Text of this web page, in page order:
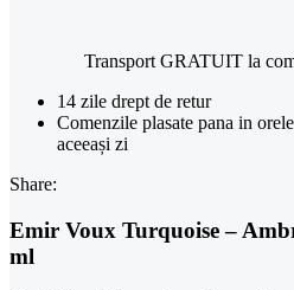
Transport GRATUIT la
14 zile drept de retur
Comenzile plasate pana in
aceeași zi
Share:
Emir Voux Turquoise –
ml